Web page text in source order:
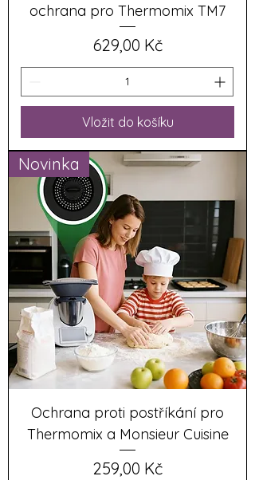
ochrana pro Thermomix TM7
Cena
629,00 Kč
Vložit do košíku
Novinka
Ochrana proti postříkání pro
Thermomix a Monsieur Cuisine
Cena
259,00 Kč